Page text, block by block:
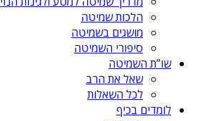
הלכות שמיטה
מושגים בשמיטה
סיפורי השמיטה
שו”ת השמיטה
שאל את הרב
לכל השאלות
לומדים בכיף